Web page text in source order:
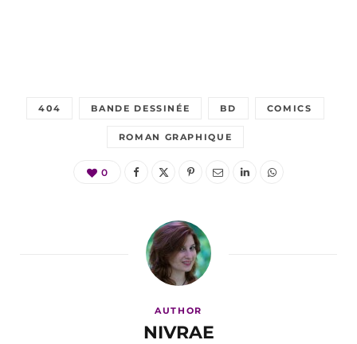
404 BANDE DESSINÉE BD COMICS
ROMAN GRAPHIQUE
0
AUTHOR
NIVRAE